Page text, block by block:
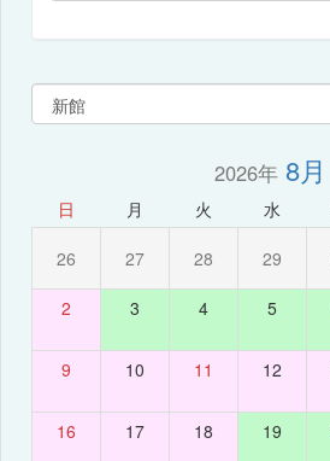
2026年8月
日 月 火 水
26 27 28 29
2 3 4 5
9 10 11 12
16 17 18 19